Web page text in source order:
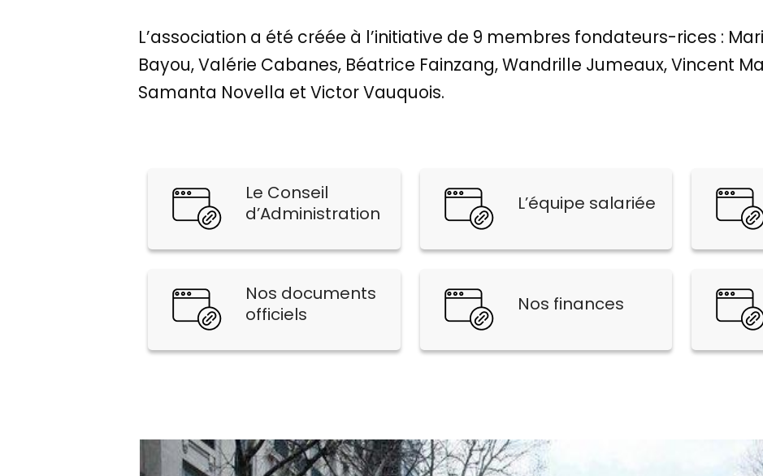
L’association a été créée à l’initiative de 9 membres fondateurs-rices :
Bayou, Valérie Cabanes, Béatrice Fainzang, Wandrille Jumeaux, Vincent
Samanta Novella et Victor Vauquois.
Le Conseil
d’Administration
L’équipe salariée
Nos documents
officiels
Nos finances